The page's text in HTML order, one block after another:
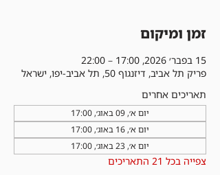
זמן ומיקום
15 בפבר׳ 2026, 17:00 – 22:00
פריק תל אביב, דיזנגוף 50, תל אביב-יפו, ישראל
תאריכים אחרים
יום א׳, 09 באוג׳, 17:00
יום א׳, 16 באוג׳, 17:00
יום א׳, 23 באוג׳, 17:00
צפייה בכל 21 התאריכים